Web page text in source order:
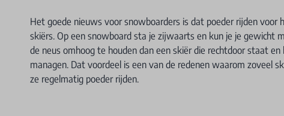
Het goede nieuws voor snowboarders is dat poeder rijden voor
skiërs. Op een snowboard sta je zijwaarts en kun je je gewicht
de neus omhoog te houden dan een skiër die rechtdoor staat
managen. Dat voordeel is een van de redenen waarom zoveel
ze regelmatig poeder rijden.